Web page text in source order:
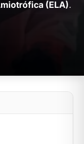
(ELA).